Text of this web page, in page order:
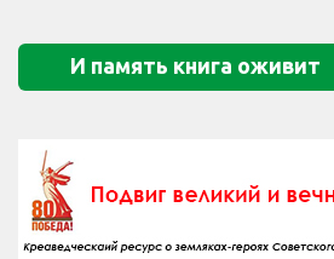
И память книга оживит